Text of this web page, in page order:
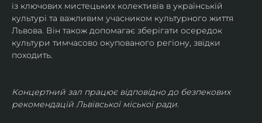
із ключових мистецьких колективів в українській
культурі та важливим учасником культурного життя
Львова. Він також допомагає зберігати осередок
культури тимчасово окупованого регіону, звідки
походить.
Концертний зал працює відповідно до безпекових
рекомендацій Львівської міської ради.